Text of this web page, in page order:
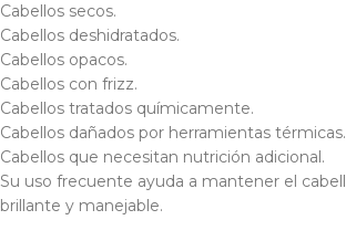
Cabellos secos.
Cabellos deshidratados.
Cabellos opacos.
Cabellos con frizz.
Cabellos tratados químicamente.
Cabellos dañados por herramientas térmicas.
Cabellos que necesitan nutrición adicional.
Su uso frecuente ayuda a mantener el
brillante y manejable.